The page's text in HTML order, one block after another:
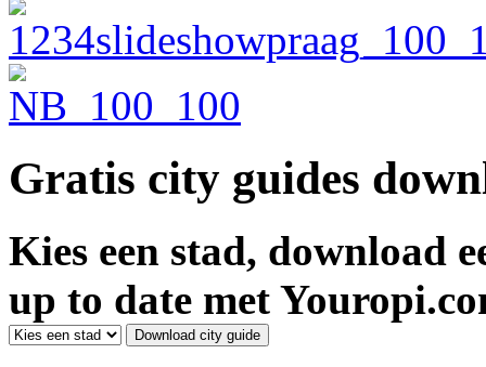
Gratis city guides
Kies een stad, download
up to date met